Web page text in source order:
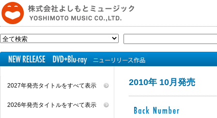
2027年発売タイトルをすべて表示
2026年発売タイトルをすべて表示
2010年 10月発売